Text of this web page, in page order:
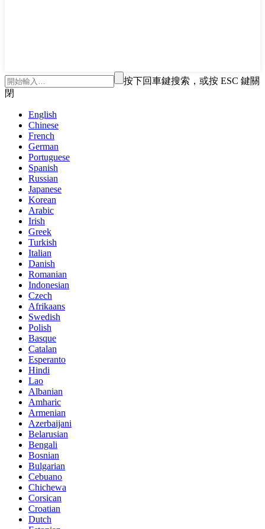
按下回車鍵搜索，或按 ESC 鍵關
閉
English
Chinese
French
German
Portuguese
Spanish
Russian
Japanese
Korean
Arabic
Irish
Greek
Turkish
Italian
Danish
Romanian
Indonesian
Czech
Afrikaans
Swedish
Polish
Basque
Catalan
Esperanto
Hindi
Lao
Albanian
Amharic
Armenian
Azerbaijani
Belarusian
Bengali
Bosnian
Bulgarian
Cebuano
Chichewa
Corsican
Croatian
Dutch